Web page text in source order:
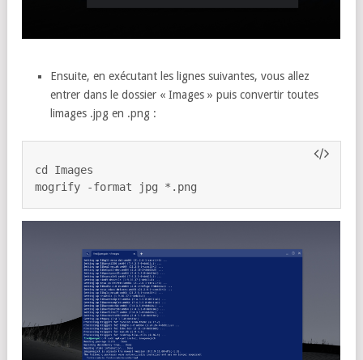
Ensuite, en exécutant les lignes suivantes, vous allez
entrer dans le dossier « Images » puis convertir toutes
limages .jpg en .png :
cd Images
mogrify -format jpg *.png